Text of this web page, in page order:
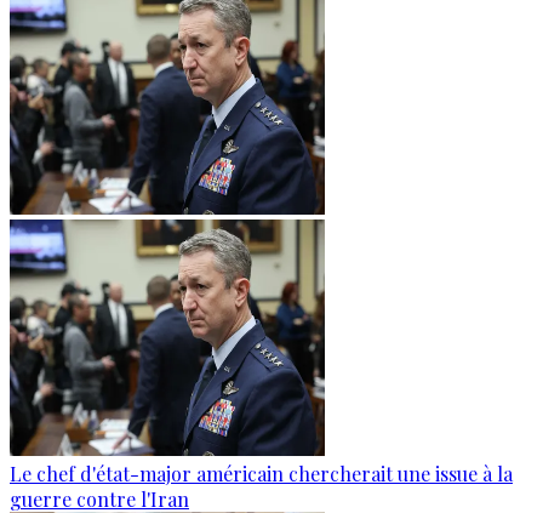
Le chef d'état-major américain chercherait une issue à la
guerre contre l'Iran